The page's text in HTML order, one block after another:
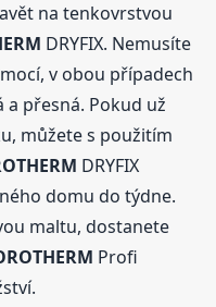
na tenkovrstvou
DRYFIX. Nemusíte
v obou případech
a přesná. Pokud už
můžete s použitím
DRYFIX
domu do týdne.
maltu, dostanete
Profi